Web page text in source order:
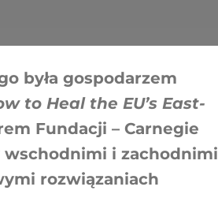
była gospodarzem
to Heal the EU’s East-
Fundacji – Carnegie
wschodnimi i zachodnimi
rozwiązaniach